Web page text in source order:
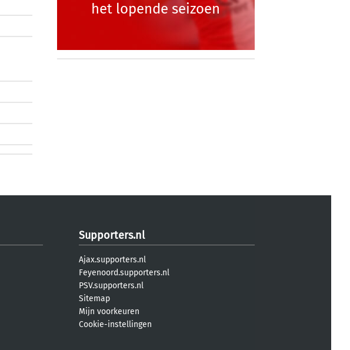
het lopende seizoen
Supporters.nl
Ajax.supporters.nl
Feyenoord.supporters.nl
PSV.supporters.nl
Sitemap
Mijn voorkeuren
Cookie-instellingen